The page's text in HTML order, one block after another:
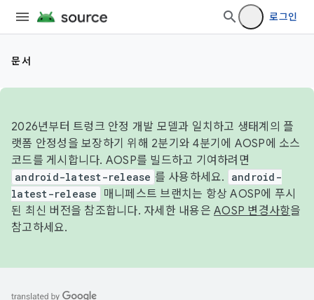
로그인
문서
2026년부터 트렁크 안정 개발 모델과 일치하고 생태계의 플
랫폼 안정성을 보장하기 위해 2분기와 4분기에 AOSP에 소스
코드를 게시합니다. AOSP를 빌드하고 기여하려면
android-latest-release 를 사용하세요.
android-
latest-release
매니페스트 브랜치는 항상 AOSP에 푸시
된 최신 버전을 참조합니다. 자세한 내용은 AOSP 변경사항을
참고하세요.